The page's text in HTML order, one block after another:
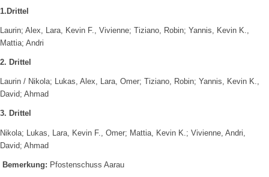
1.Drittel
Laurin; Alex, Lara, Kevin F., Vivienne; Tiziano, Robin; Yannis, Kevin K.,
Mattia; Andri
2. Drittel
Laurin / Nikola; Lukas, Alex, Lara, Omer; Tiziano, Robin; Yannis, Kevin K.,
David; Ahmad
3. Drittel
Nikola; Lukas, Lara, Kevin F., Omer; Mattia, Kevin K.; Vivienne, Andri,
David; Ahmad
Bemerkung: Pfostenschuss Aarau